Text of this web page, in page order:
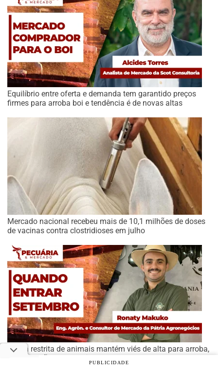
Equilíbrio entre oferta e demanda tem garantido preços
firmes para arroba boi e tendência é de novas altas
Mercado nacional recebeu mais de 10,1 milhões de doses
de vacinas contra clostridioses em julho
Oferta restrita de animais mantém viés de alta para arroba,
mas atenção para o mês de setembro, alerta analista
PUBLICIDADE